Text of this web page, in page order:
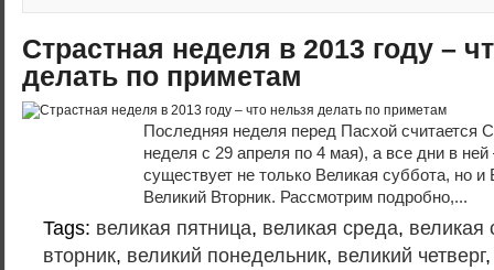
Страстная неделя в 2013 году –
делать по приметам
Последняя неделя перед Пасхой считается
неделя с 29 апреля по 4 мая), а все дни в
существует не только Великая суббота, но
Великий Вторник. Рассмотрим подробно,...
Tags: великая пятница, великая среда, великая
вторник, великий понедельник, великий четверг